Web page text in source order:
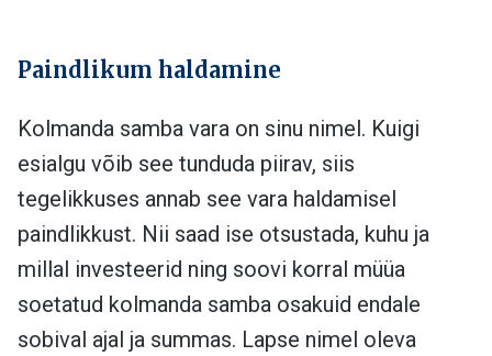
Paindlikum haldamine
Kolmanda samba vara on sinu nimel. Kuigi
esialgu võib see tunduda piirav, siis
tegelikkuses annab see vara haldamisel
paindlikkust. Nii saad ise otsustada, kuhu ja
millal investeerid ning soovi korral müüa
soetatud kolmanda samba osakuid endale
sobival ajal ja summas. Lapse nimel oleva